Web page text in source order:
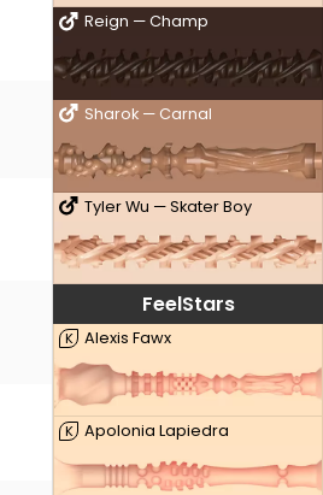
Reign — Champ
Sharok — Carnal
Tyler Wu — Skater Boy
FeelStars
K Alexis Fawx
K Apolonia Lapiedra